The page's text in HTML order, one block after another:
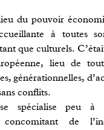
du pouvoir
à toutes
que culturels.
lieu de
générationnelles,
conflits.
spécialise peu à
concomitant de